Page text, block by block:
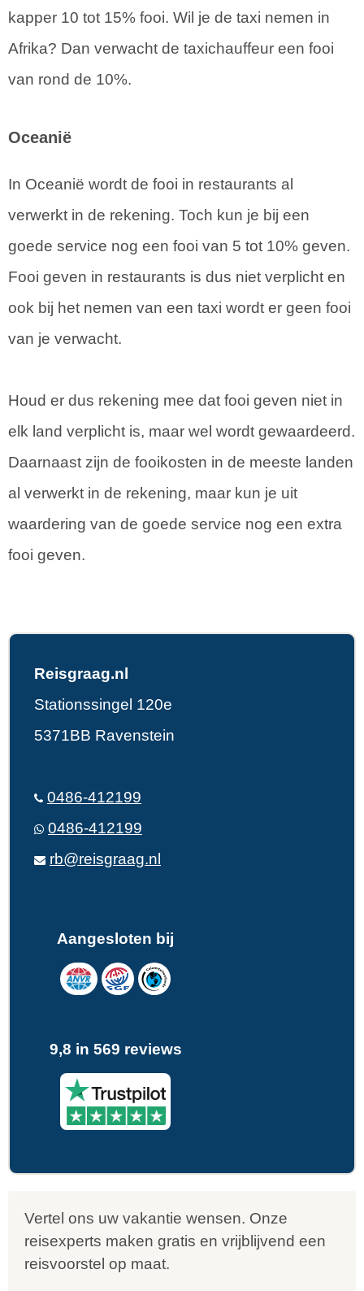
kapper 10 tot 15% fooi. Wil je de taxi nemen in
Afrika? Dan verwacht de taxichauffeur een fooi
van rond de 10%.
Oceanië
In Oceanië wordt de fooi in restaurants al
verwerkt in de rekening. Toch kun je bij een
goede service nog een fooi van 5 tot 10% geven.
Fooi geven in restaurants is dus niet verplicht en
ook bij het nemen van een taxi wordt er geen fooi
van je verwacht.
Houd er dus rekening mee dat fooi geven niet in
elk land verplicht is, maar wel wordt gewaardeerd.
Daarnaast zijn de fooikosten in de meeste landen
al verwerkt in de rekening, maar kun je uit
waardering van de goede service nog een extra
fooi geven.
Reisgraag.nl
Stationssingel 120e
5371BB Ravenstein
0486-412199
0486-412199
rb@reisgraag.nl
Aangesloten bij
9,8 in 569 reviews
Vertel ons uw vakantie wensen. Onze
reisexperts maken gratis en vrijblijvend een
reisvoorstel op maat.